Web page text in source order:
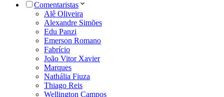
Comentaristas
Alê Oliveira
Alexandre Simões
Edu Panzi
Emerson Romano
Fabrício
João Vitor Xavier
Marques
Nathália Fiuza
Thiago Reis
Wellington Campos